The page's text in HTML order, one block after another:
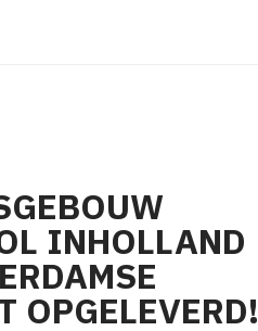
INHOLLAND
OPGELEVERD!